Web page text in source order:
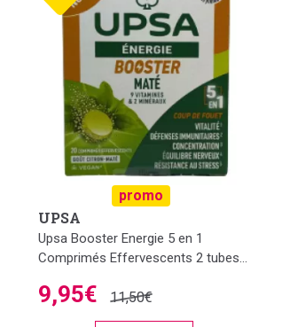
promo
UPSA
Upsa Booster Energie 5 en 1
Comprimés Effervescents 2 tubes...
9,95€ 11,50€